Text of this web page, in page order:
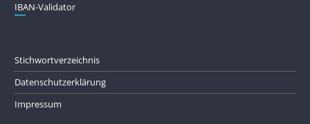
IBAN-Validator
Stichwortverzeichnis
Datenschutzerklärung
Impressum